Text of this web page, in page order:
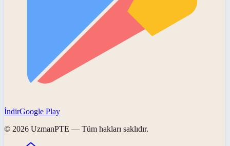
İndirGoogle Play
© 2026 UzmanPTE — Tüm hakları saklıdır.